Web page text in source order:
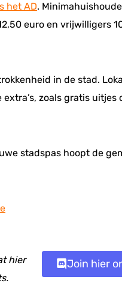
het AD.
euro en vrijwilligers
in de stad.
zoals gratis uitjes
stadspas hoopt de
hier
Join hier